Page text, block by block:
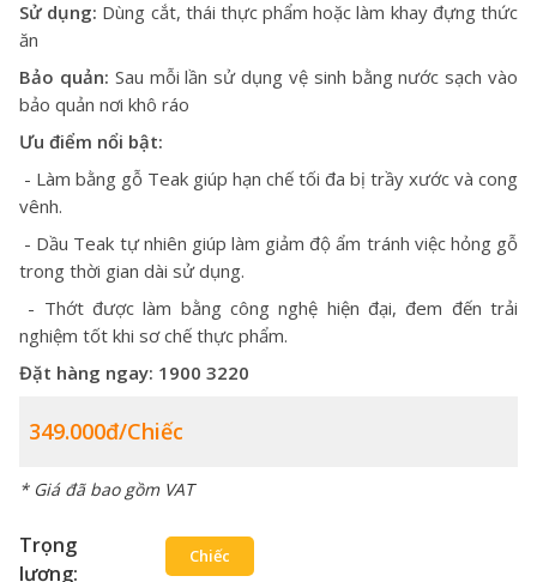
Sử dụng: Dùng cắt, thái thực phẩm hoặc làm khay đựng thức
ăn
Bảo quản: Sau mỗi lần sử dụng vệ sinh bằng nước sạch vào
bảo quản nơi khô ráo
Ưu điểm nổi bật:
- Làm bằng gỗ Teak giúp hạn chế tối đa bị trầy xước và cong
vênh.
- Dầu Teak tự nhiên giúp làm giảm độ ẩm tránh việc hỏng gỗ
trong thời gian dài sử dụng.
- Thớt được làm bằng công nghệ hiện đại, đem đến trải
nghiệm tốt khi sơ chế thực phẩm.
Đặt hàng ngay: 1900 3220
349.000đ/chiếc
* Giá đã bao gồm VAT
Trọng
lượng:
Chiếc